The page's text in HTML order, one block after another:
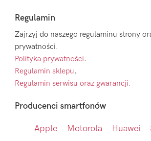
Regulamin
Zajrzyj do naszego regulaminu strony
prywatności.
Polityka prywatności.
Regulamin sklepu.
Regulamin serwisu oraz gwarancji.
Producenci smartfonów
Apple Motorola Huawei